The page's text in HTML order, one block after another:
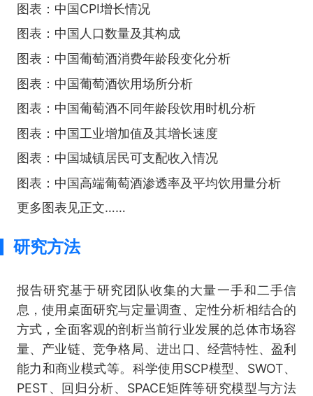
图表：中国CPI增长情况
图表：中国人口数量及其构成
图表：中国葡萄酒消费年龄段变化分析
图表：中国葡萄酒饮用场所分析
图表：中国葡萄酒不同年龄段饮用时机分析
图表：中国工业增加值及其增长速度
图表：中国城镇居民可支配收入情况
图表：中国高端葡萄酒渗透率及平均饮用量分析
更多图表见正文……
研究方法
报告研究基于研究团队收集的大量一手和二手信
息，使用桌面研究与定量调查、定性分析相结合的
方式，全面客观的剖析当前行业发展的总体市场容
量、产业链、竞争格局、进出口、经营特性、盈利
能力和商业模式等。科学使用SCP模型、SWOT、
PEST、回归分析、SPACE矩阵等研究模型与方法